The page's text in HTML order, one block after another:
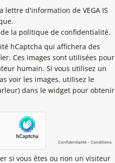
lettre d'information de VEGA IS
la politique de confidentialité.
hCaptcha qui affichera des
Ces images sont utilisées pour
humain. Si vous utilisez un
voir les images, utilisez le
dans le widget pour obtenir
si vous êtes ou non un visiteur